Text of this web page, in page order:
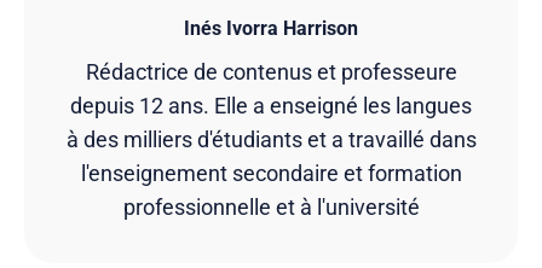
Inés Ivorra Harrison
Rédactrice de contenus et professeure
depuis 12 ans. Elle a enseigné les langues
à des milliers d'étudiants et a travaillé dans
l'enseignement secondaire et formation
professionnelle et à l'université